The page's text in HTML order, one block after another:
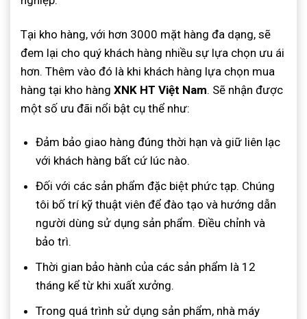
Tại kho hàng, với hơn 3000 mặt hàng đa dạng, sẽ
đem lại cho quý khách hàng nhiều sự lựa chọn ưu ái
hơn. Thêm vào đó là khi khách hàng lựa chọn mua
hàng tại kho hàng XNK HT Việt Nam. Sẽ nhận được
một số ưu đãi nổi bật cụ thể như:
Đảm bảo giao hàng đúng thời hạn và giữ liên lạc
với khách hàng bất cứ lúc nào.
Đối với các sản phẩm đặc biệt phức tạp. Chúng
tôi bố trí kỹ thuật viên để đào tạo và hướng dẫn
người dùng sử dụng sản phẩm. Điều chỉnh và
bảo trì.
Thời gian bảo hành của các sản phẩm là 12
tháng kể từ khi xuất xưởng.
Trong quá trình sử dụng sản phẩm, nhà máy